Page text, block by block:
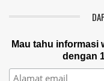
Mau tahu informasi
dengan